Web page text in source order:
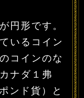
円形です。
いるコイン
コインのな
ナダ１弗
ンド貨）と